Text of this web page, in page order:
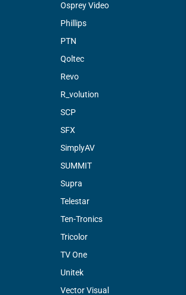
Osprey Video
Phillips
PTN
Qoltec
Revo
R_volution
SCP
SFX
SimplyAV
SUMMIT
Supra
Telestar
Ten-Tronics
Tricolor
TV One
Unitek
Vector Visual